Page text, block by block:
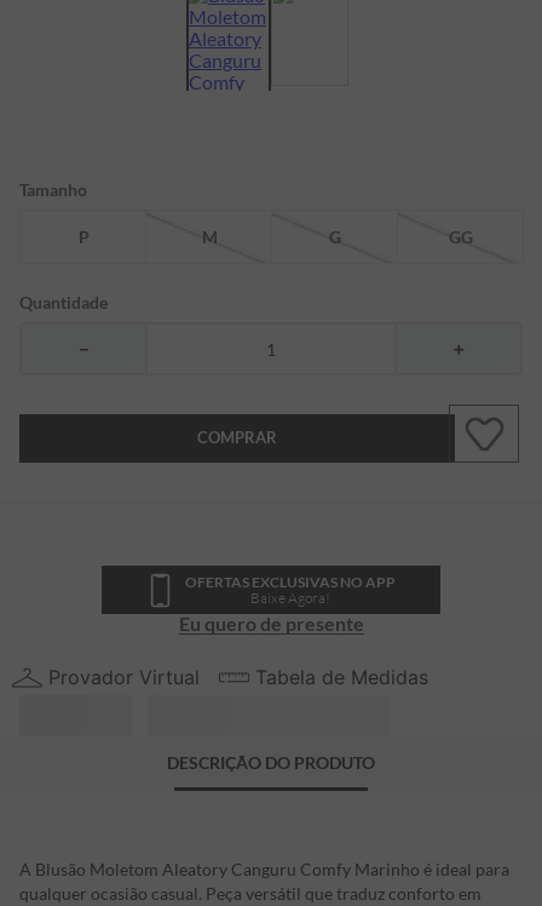
Tamanho
P M G GG
Quantidade
＋
－
COMPRAR
OFERTAS EXCLUSIVAS NO APP
Baixe Agora!
Eu quero de presente
Provador Virtual Tabela de Medidas
DESCRIÇÃO DO PRODUTO
A Blusão Moletom Aleatory Canguru Comfy Marinho é ideal para
qualquer ocasião casual. Peça versátil que traduz conforto em